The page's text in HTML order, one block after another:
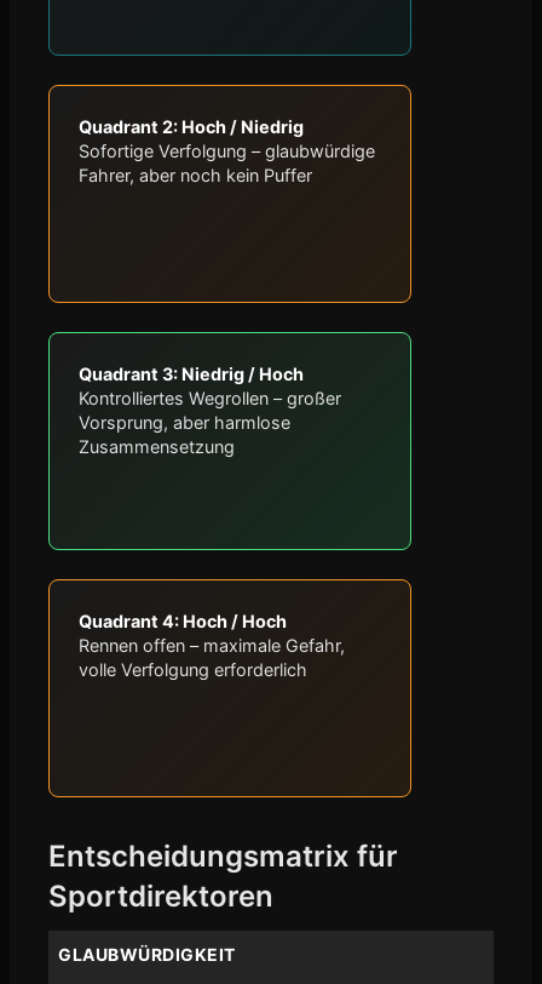
Quadrant 2: Hoch / Niedrig
Sofortige Verfolgung – glaubwürdige
Fahrer, aber noch kein Puffer
Quadrant 3: Niedrig / Hoch
Kontrolliertes Wegrollen – großer
Vorsprung, aber harmlose
Zusammensetzung
Quadrant 4: Hoch / Hoch
Rennen offen – maximale Gefahr,
volle Verfolgung erforderlich
Entscheidungsmatrix für
Sportdirektoren
GLAUBWÜRDIGKEIT